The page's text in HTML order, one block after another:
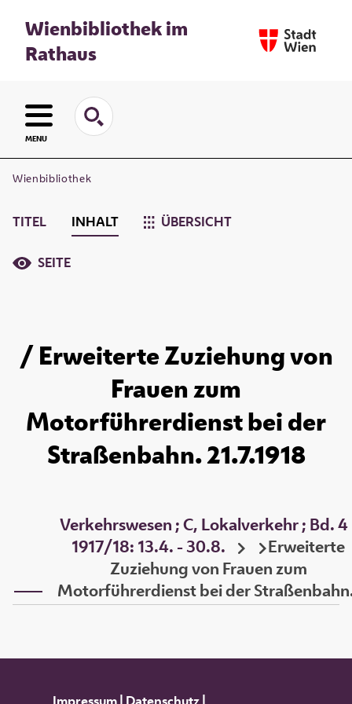
Wienbibliothek im
Rathaus
MENU
Wienbibliothek
TITEL INHALT ÜBERSICHT
SEITE
/ Erweiterte Zuziehung von
Frauen zum
Motorführerdienst bei der
Straßenbahn. 21.7.1918
Verkehrswesen ; C, Lokalverkehr ; Bd. 4
1917/18: 13.4. - 30.8.
Erweiterte
Zuziehung von Frauen zum
Motorführerdienst bei der